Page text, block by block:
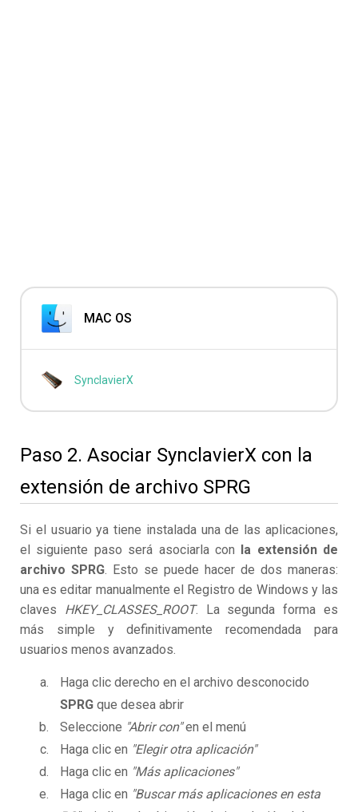
MAC OS
SynclavierX
Paso 2. Asociar SynclavierX con la
extensión de archivo SPRG
Si el usuario ya tiene instalada una de las aplicaciones,
el siguiente paso será asociarla con la extensión de
archivo SPRG. Esto se puede hacer de dos maneras:
una es editar manualmente el Registro de Windows y las
claves HKEY_CLASSES_ROOT. La segunda forma es
más simple y definitivamente recomendada para
usuarios menos avanzados.
Haga clic derecho en el archivo desconocido
SPRG que desea abrir
Seleccione "Abrir con"en el menú
Haga clic en "Elegir otra aplicación"
Haga clic en "Más aplicaciones"
Haga clic en "Buscar más aplicaciones en esta